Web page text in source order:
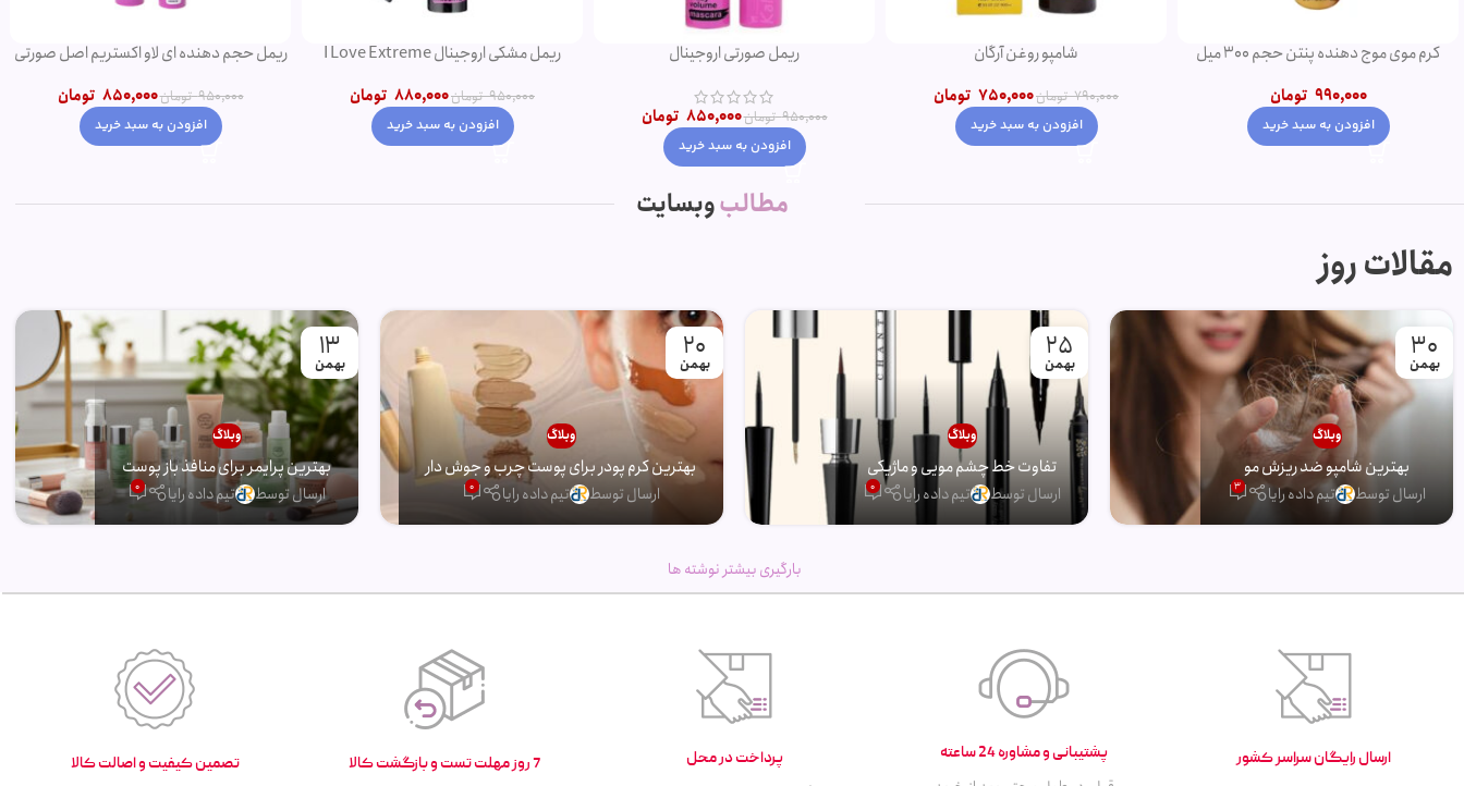
کرم موی موج دهنده پنتن حجم 300 میل
990,000 تومان
افزودن به سبد خرید
شامپو روغن آرگان
790,000 تومان750,000 تومان
افزودن به سبد خرید
ریمل صورتی اروجینال
950,000 تومان850,000 تومان
افزودن به سبد خرید
ریمل مشکی اروجینال I Love Extreme
950,000 تومان880,000 تومان
افزودن به سبد خرید
ریمل حجم دهنده ای لاو اکستریم اصل صورتی
950,000 تومان850,000 تومان
افزودن به سبد خرید
مطالبوبسایت
مقالات روز
30
بهمن
وبلاگ
بهترین شامپو ضد ریزش مو
ارسال توسط تیم داده رایا 3
25
بهمن
وبلاگ
تفاوت خط چشم مویی و ماژیکی
ارسال توسط تیم داده رایا 0
20
بهمن
وبلاگ
بهترین کرم پودر برای پوست چرب و جوش دار
ارسال توسط تیم داده رایا 0
13
بهمن
وبلاگ
بهترین پرایمر برای منافذ باز پوست
ارسال توسط تیم داده رایا 0
بارگیری بیشتر نوشته ها
ارسال رایگان سراسر کشور پشتیبانی و مشاوره 24 ساعته پرداخت در محل 7 روز مهلت تست و بازگشت کالا تصمین کیفیت و اصالت کالا